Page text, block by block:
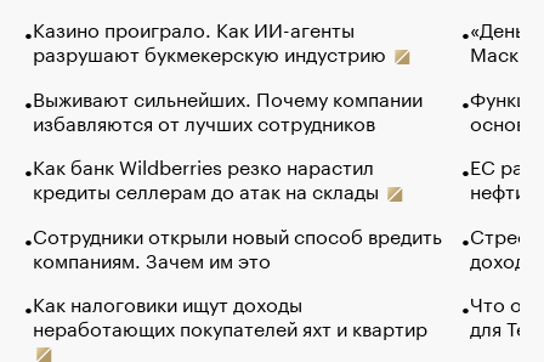
Казино проиграло. Как ИИ-агенты
разрушают букмекерскую индустрию
Выживают сильнейших. Почему компании
избавляются от лучших сотрудников
Как банк Wildberries резко нарастил
кредиты селлерам до атак на склады
Сотрудники открыли новый способ вредить
компаниям. Зачем им это
Как налоговики ищут доходы
неработающих покупателей яхт и квартир
Маск в
основ
ЕС
нефти
Что
для